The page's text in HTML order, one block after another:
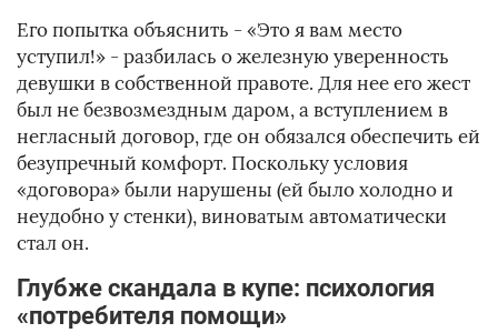
Его попытка объяснить - «Это я вам место
уступил!» - разбилась о железную уверенность
девушки в собственной правоте. Для нее его жест
был не безвозмездным даром, а вступлением в
негласный договор, где он обязался обеспечить ей
безупречный комфорт. Поскольку условия
«договора» были нарушены (ей было холодно и
неудобно у стенки), виноватым автоматически
стал он.
Глубже скандала в купе: психология
«потребителя помощи»